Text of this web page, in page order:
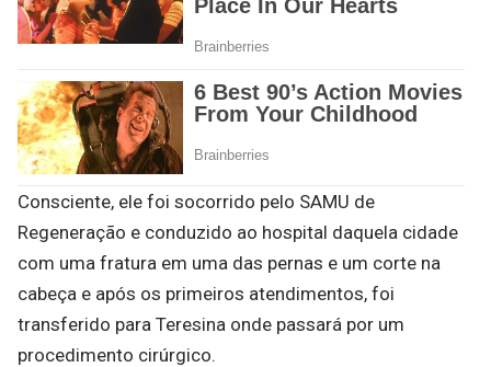
Consciente, ele foi socorrido pelo SAMU de
Regeneração e conduzido ao hospital daquela cidade
com uma fratura em uma das pernas e um corte na
cabeça e após os primeiros atendimentos, foi
transferido para Teresina onde passará por um
procedimento cirúrgico.